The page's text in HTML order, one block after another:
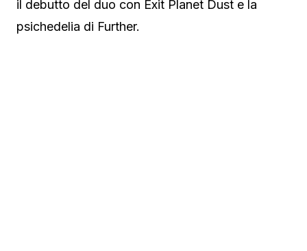
il debutto del duo con Exit Planet Dust e la
psichedelia di Further.